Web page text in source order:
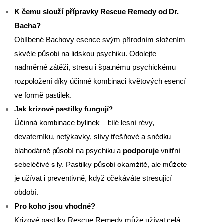
K čemu slouží přípravky Rescue Remedy od Dr.
Bacha?
Oblíbené Bachovy esence svým přírodním složením
skvěle působí na lidskou psychiku. Odolejte
nadměrné zátěži, stresu i špatnému psychickému
rozpoložení díky účinné kombinaci květových esencí
ve formě pastilek.
Jak krizové pastilky fungují?
Účinná kombinace bylinek – bílé lesní révy,
devaterníku, netýkavky, slívy třešňové a snědku –
blahodárně působí na psychiku a podporuje vnitřní
sebeléčivé síly. Pastilky působí okamžitě, ale můžete
je užívat i preventivně, když očekáváte stresující
období.
Pro koho jsou vhodné?
Krizové pastilky Rescue Remedy může užívat celá